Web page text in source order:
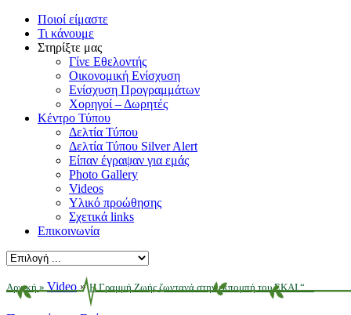
Ποιοί είμαστε
Τι κάνουμε
Στηρίξτε μας
Γίνε Εθελοντής
Οικονομική Ενίσχυση
Ενίσχυση Προγραμμάτων
Χορηγοί – Δωρητές
Κέντρο Τύπου
Δελτία Τύπου
Δελτία Τύπου Silver Alert
Είπαν έγραψαν για εμάς
Photo Gallery
Videos
Υλικό προώθησης
Σχετικά links
Επικοινωνία
Αρχική » Video »Η Γραμμή Ζωής ζωντανά στην εκπομπή του ΣΚΑΙ “ ...